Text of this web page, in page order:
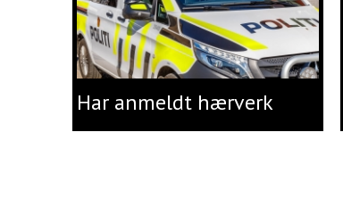
Har anmeldt hærverk